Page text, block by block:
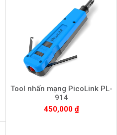
Tool nhấn mạng PicoLink PL-
914
450,000 ₫